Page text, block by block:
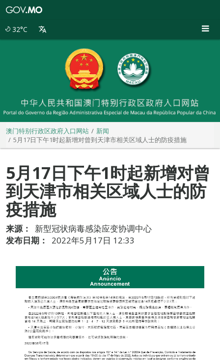
32°C
澳门特别行政区政府入口网站
新闻
5月17日下午1时起新增对曾到天津市相关区域人士的防疫措施
5月17日下午1时起新增对曾
到天津市相关区域人士的防
疫措施
来源：
新型冠状病毒感染应变协调中心
发布日期：
2022年5月17日 12:33